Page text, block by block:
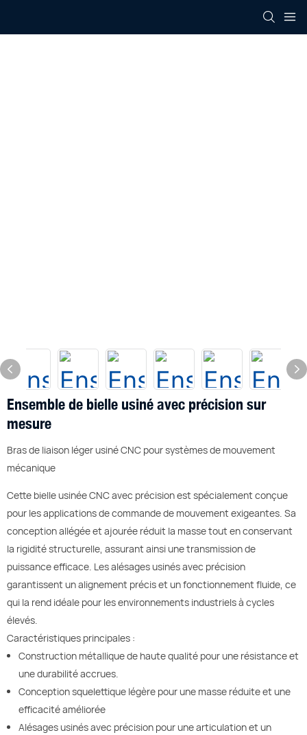
Ensemble de bielle usiné avec précision sur
mesure
Bras de liaison léger usiné CNC pour systèmes de mouvement
mécanique
Cette bielle usinée CNC avec précision est spécialement conçue
pour les applications de commande de mouvement exigeantes. Sa
conception allégée et ajourée réduit la masse tout en conservant
la rigidité structurelle, assurant ainsi une transmission de
puissance efficace. Les alésages usinés avec précision
garantissent un alignement précis et un fonctionnement fluide, ce
qui la rend idéale pour les environnements industriels à cycles
élevés.
Caractéristiques principales :
Construction métallique de haute qualité pour une résistance et
une durabilité accrues.
Conception squelettique légère pour une masse réduite et une
efficacité améliorée
Alésages usinés avec précision pour une articulation et un